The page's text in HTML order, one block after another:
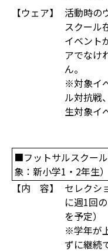
【ウェア】
活動時の
スクール
イベント
アでなけ
ん。
※対象イ
ル対抗戦
生対象イ
■フットサルスクー
象：新小学1・2年生）
【内 容】
セレクシ
に週1回
を予定）
※学年が
ずに継続